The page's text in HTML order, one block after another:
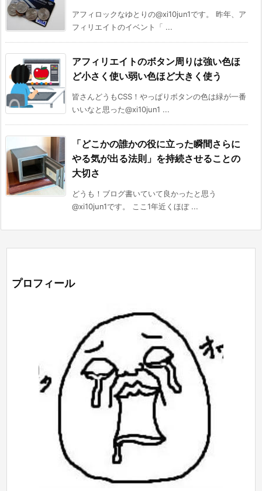
アフィロックなゆとりの@xi10jun1です。 昨年、ア
フィリエイトのイベント「 ...
アフィリエイトのボタン周りは強い色ほ
ど小さく使い弱い色ほど大きく使う
皆さんどうもCSS！やっぱりボタンの色は緑が一番
いいなと思った@xi10jun1 ...
「どこかの誰かの役に立った瞬間さらに
やる気が出る法則」を持続させることの
大切さ
どうも！ブログ書いていて良かったと思う
@xi10jun1です。 ここ1年近くほぼ ...
プロフィール